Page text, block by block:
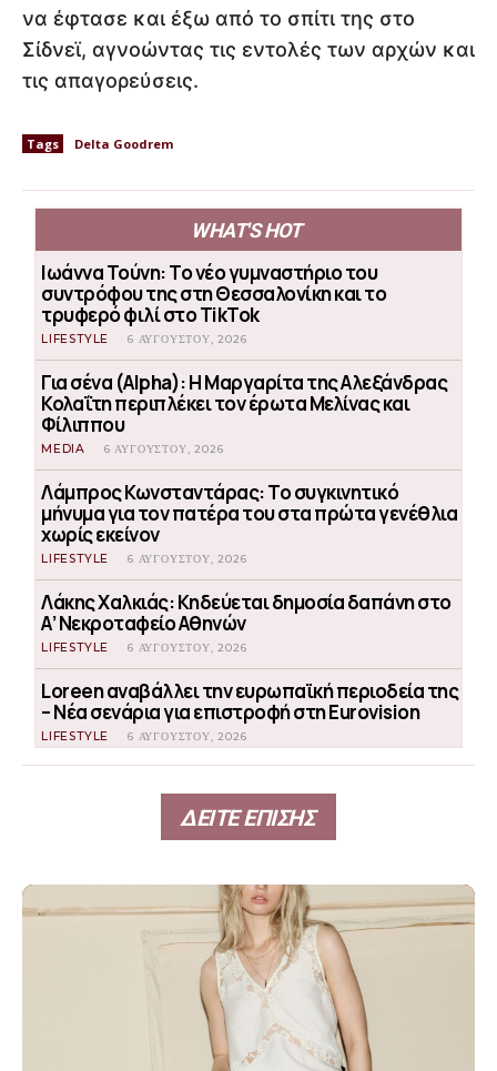
να έφτασε και έξω από το σπίτι της στο
Σίδνεϊ, αγνοώντας τις εντολές των αρχών και
τις απαγορεύσεις.
Tags Delta Goodrem
WHAT'S HOT
Ιωάννα Τούνη: Το νέο γυμναστήριο του
συντρόφου της στη Θεσσαλονίκη και το
τρυφερό φιλί στο TikTok
LIFESTYLE 6 ΑΥΓΟΎΣΤΟΥ, 2026
Για σένα (Alpha): Η Μαργαρίτα της Αλεξάνδρας
Κολαΐτη περιπλέκει τον έρωτα Μελίνας και
Φίλιππου
MEDIA 6 ΑΥΓΟΎΣΤΟΥ, 2026
Λάμπρος Κωνσταντάρας: Το συγκινητικό
μήνυμα για τον πατέρα του στα πρώτα γενέθλια
χωρίς εκείνον
LIFESTYLE 6 ΑΥΓΟΎΣΤΟΥ, 2026
Λάκης Χαλκιάς: Κηδεύεται δημοσία δαπάνη στο
Α’ Νεκροταφείο Αθηνών
LIFESTYLE 6 ΑΥΓΟΎΣΤΟΥ, 2026
Loreen αναβάλλει την ευρωπαϊκή περιοδεία της
– Νέα σενάρια για επιστροφή στη Eurovision
LIFESTYLE 6 ΑΥΓΟΎΣΤΟΥ, 2026
ΔΕΙΤΕ ΕΠΙΣΗΣ